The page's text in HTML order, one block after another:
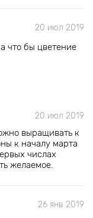
20 июл 2019
что бы цветение
20 июл 2019
выращивать к
к началу марта
числах
желаемое.
26 янв 2019